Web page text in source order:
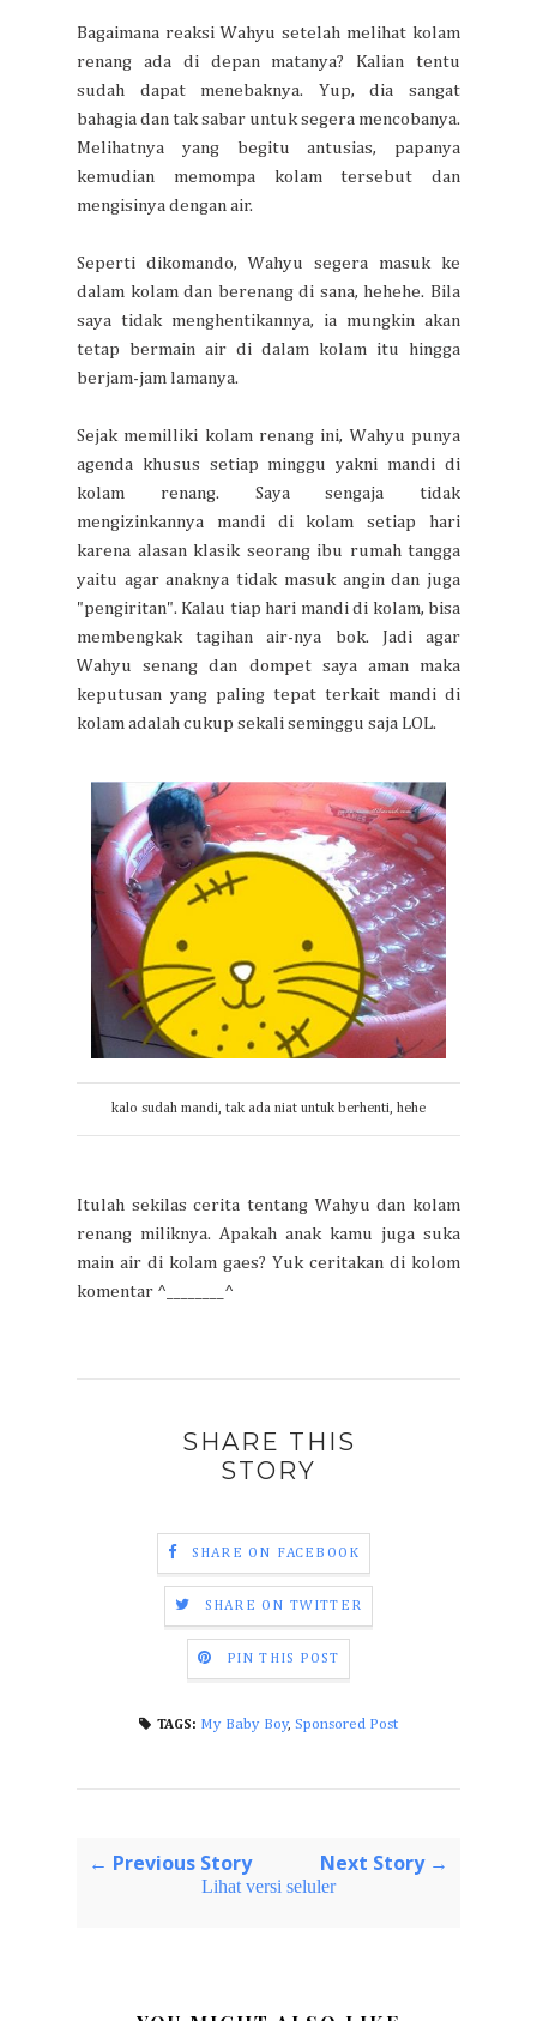
Bagaimana reaksi Wahyu setelah melihat kolam
renang ada di depan matanya? Kalian tentu
sudah dapat menebaknya. Yup, dia sangat
bahagia dan tak sabar untuk segera mencobanya.
Melihatnya yang begitu antusias, papanya
kemudian memompa kolam tersebut dan
mengisinya dengan air.
Seperti dikomando, Wahyu segera masuk ke
dalam kolam dan berenang di sana, hehehe. Bila
saya tidak menghentikannya, ia mungkin akan
tetap bermain air di dalam kolam itu hingga
berjam-jam lamanya.
Sejak memilliki kolam renang ini, Wahyu punya
agenda khusus setiap minggu yakni mandi di
kolam renang. Saya sengaja tidak
mengizinkannya mandi di kolam setiap hari
karena alasan klasik seorang ibu rumah tangga
yaitu agar anaknya tidak masuk angin dan juga
"pengiritan". Kalau tiap hari mandi di kolam, bisa
membengkak tagihan air-nya bok. Jadi agar
Wahyu senang dan dompet saya aman maka
keputusan yang paling tepat terkait mandi di
kolam adalah cukup sekali seminggu saja LOL.
kalo sudah mandi, tak ada niat untuk berhenti, hehe
Itulah sekilas cerita tentang Wahyu dan kolam
renang miliknya. Apakah anak kamu juga suka
main air di kolam gaes? Yuk ceritakan di kolom
komentar ^________^
SHARE THIS
STORY
SHARE ON FACEBOOK
SHARE ON TWITTER
PIN THIS POST
TAGS: My Baby Boy, Sponsored Post
← Previous Story Next Story →
Lihat versi seluler